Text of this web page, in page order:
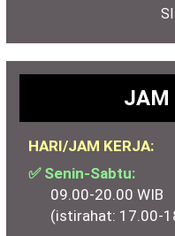
JAM
HARI/JAM KERJA:
✅ Senin-Sabtu:
09.00-20.00 WIB
(istirahat: 17.00-